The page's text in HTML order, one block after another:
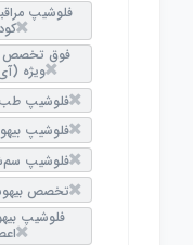
فلوشیپ
فوق تخصص
ویژه
فلوشیپ
فلوشیپ
فلوشیپ
تخصص
فلوشیپ